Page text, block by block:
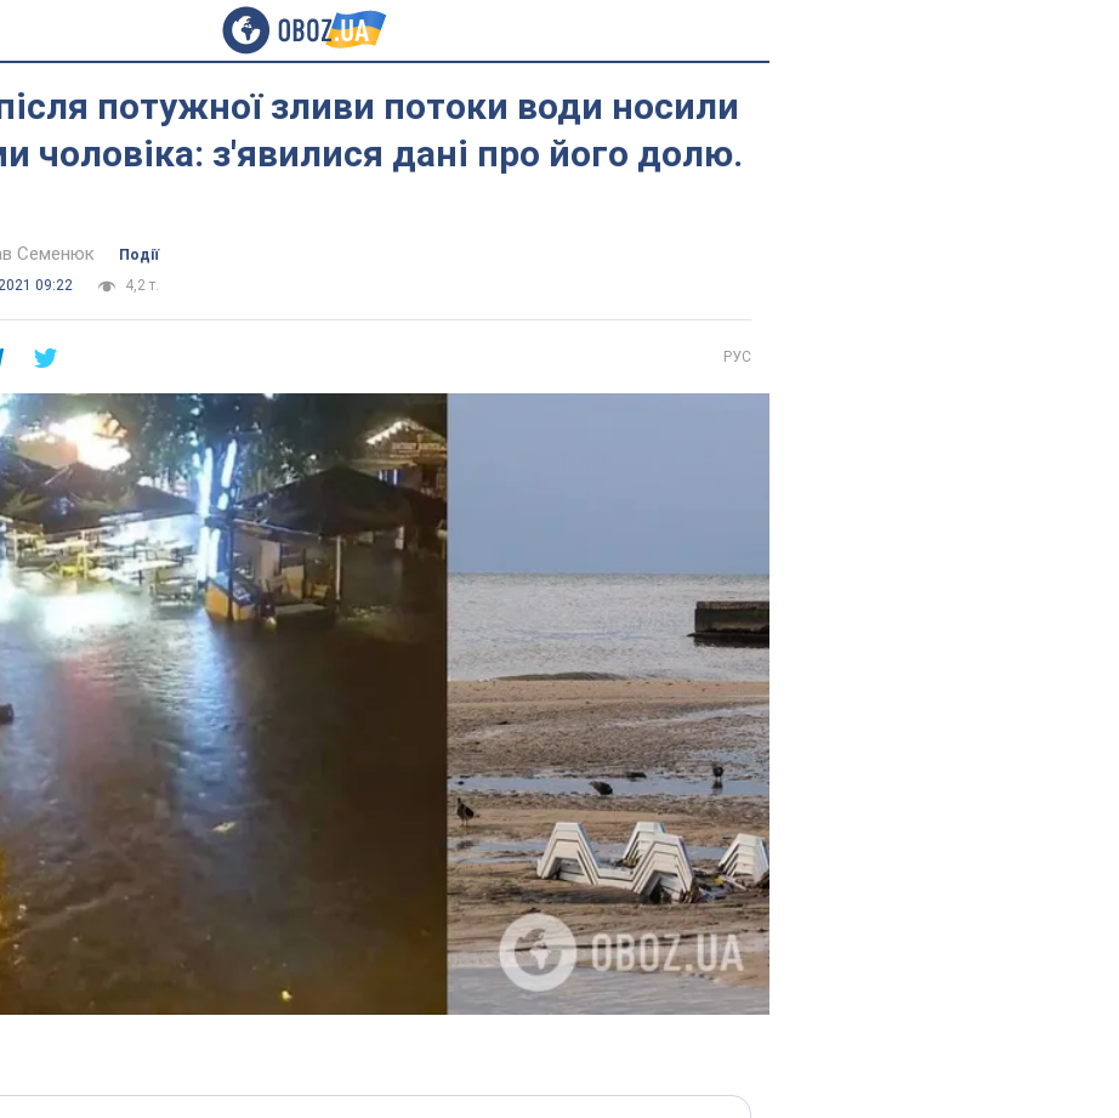
потужної зливи потоки води носили
чоловіка: з'явилися дані про його долю.
Семенюк
Події
09:22
4,2 т.
РУС